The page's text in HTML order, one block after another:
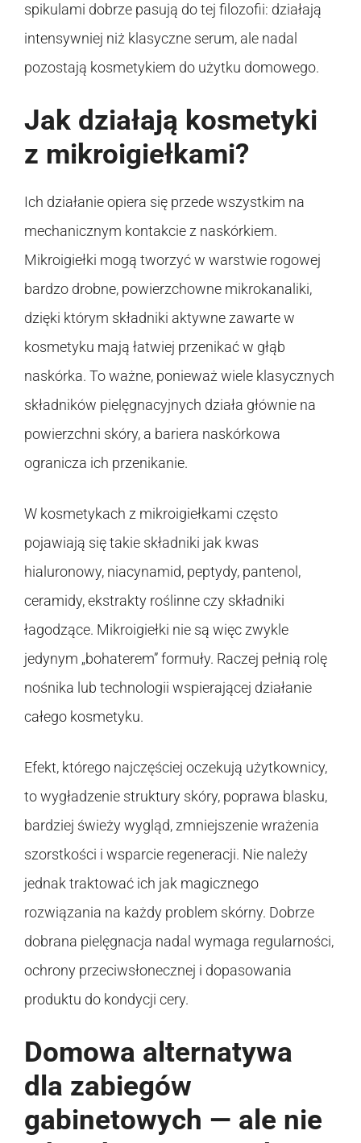
spikulami dobrze pasują do tej filozofii: działają
intensywniej niż klasyczne serum, ale nadal
pozostają kosmetykiem do użytku domowego.
Jak działają kosmetyki
z mikroigiełkami?
Ich działanie opiera się przede wszystkim na
mechanicznym kontakcie z naskórkiem.
Mikroigiełki mogą tworzyć w warstwie rogowej
bardzo drobne, powierzchowne mikrokanaliki,
dzięki którym składniki aktywne zawarte w
kosmetyku mają łatwiej przenikać w głąb
naskórka. To ważne, ponieważ wiele klasycznych
składników pielęgnacyjnych działa głównie na
powierzchni skóry, a bariera naskórkowa
ogranicza ich przenikanie.
W kosmetykach z mikroigiełkami często
pojawiają się takie składniki jak kwas
hialuronowy, niacynamid, peptydy, pantenol,
ceramidy, ekstrakty roślinne czy składniki
łagodzące. Mikroigiełki nie są więc zwykle
jedynym „bohaterem” formuły. Raczej pełnią rolę
nośnika lub technologii wspierającej działanie
całego kosmetyku.
Efekt, którego najczęściej oczekują użytkownicy,
to wygładzenie struktury skóry, poprawa blasku,
bardziej świeży wygląd, zmniejszenie wrażenia
szorstkości i wsparcie regeneracji. Nie należy
jednak traktować ich jak magicznego
rozwiązania na każdy problem skórny. Dobrze
dobrana pielęgnacja nadal wymaga regularności,
ochrony przeciwsłonecznej i dopasowania
produktu do kondycji cery.
Domowa alternatywa
dla zabiegów
gabinetowych — ale nie